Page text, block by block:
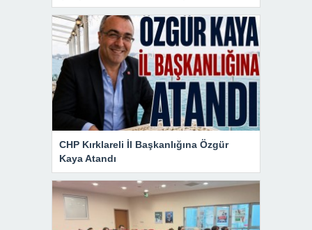
CHP Kırklareli İl Başkanlığına Özgür
Kaya Atandı